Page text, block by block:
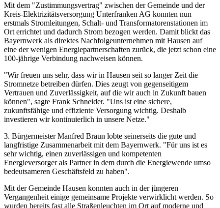
Mit dem "Zustimmungsvertrag" zwischen der Gemeinde und der
Kreis-Elektrizitätsversorgung Unterfranken AG konnten nun
erstmals Stromleitungen, Schalt- und Transformatorenstationen im
Ort errichtet und dadurch Strom bezogen werden. Damit blickt das
Bayernwerk als direktes Nachfolgeunternehmen mit Hausen auf
eine der wenigen Energiepartnerschaften zurück, die jetzt schon eine
100-jährige Verbindung nachweisen können.
"Wir freuen uns sehr, dass wir in Hausen seit so langer Zeit die
Stromnetze betreiben dürfen. Dies zeugt von gegenseitigem
Vertrauen und Zuverlässigkeit, auf die wir auch in Zukunft bauen
können", sagte Frank Schneider. "Uns ist eine sichere,
zukunftsfähige und effiziente Versorgung wichtig. Deshalb
investieren wir kontinuierlich in unsere Netze."
3. Bürgermeister Manfred Braun lobte seinerseits die gute und
langfristige Zusammenarbeit mit dem Bayernwerk. "Für uns ist es
sehr wichtig, einen zuverlässigen und kompetenten
Energieversorger als Partner in dem durch die Energiewende umso
bedeutsameren Geschäftsfeld zu haben".
Mit der Gemeinde Hausen konnten auch in der jüngeren
Vergangenheit einige gemeinsame Projekte verwirklicht werden. So
wurden bereits fast alle Straßenleuchten im Ort auf moderne und